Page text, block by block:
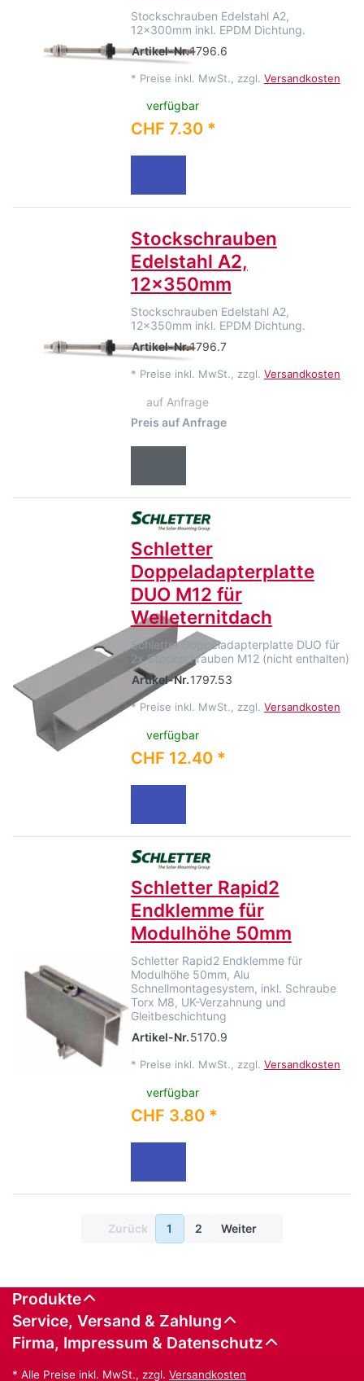
Stockschrauben Edelstahl A2,
12x300mm inkl. EPDM Dichtung.
Artikel-Nr.1796.6
* Preise inkl. MwSt., zzgl. Versandkosten
verfügbar
CHF 7.30 *
Stockschrauben
Edelstahl A2,
12x350mm
Stockschrauben Edelstahl A2,
12x350mm inkl. EPDM Dichtung.
Artikel-Nr.1796.7
* Preise inkl. MwSt., zzgl. Versandkosten
auf Anfrage
Preis auf Anfrage
Schletter
Doppeladapterplatte
DUO M12 für
Welleternitdach
Schletter Doppeladapterplatte DUO für
2x Stockschrauben M12 (nicht enthalten)
Artikel-Nr.1797.53
* Preise inkl. MwSt., zzgl. Versandkosten
verfügbar
CHF 12.40 *
Schletter Rapid2
Endklemme für
Modulhöhe 50mm
Schletter Rapid2 Endklemme für
Modulhöhe 50mm, Alu
Schnellmontagesystem, inkl. Schraube
Torx M8, UK-Verzahnung und
Gleitbeschichtung
Artikel-Nr.5170.9
* Preise inkl. MwSt., zzgl. Versandkosten
verfügbar
CHF 3.80 *
Zurück 1 2 Weiter
Produkte
Service, Versand & Zahlung
Firma, Impressum & Datenschutz
* Alle Preise inkl. MwSt., zzgl. Versandkosten